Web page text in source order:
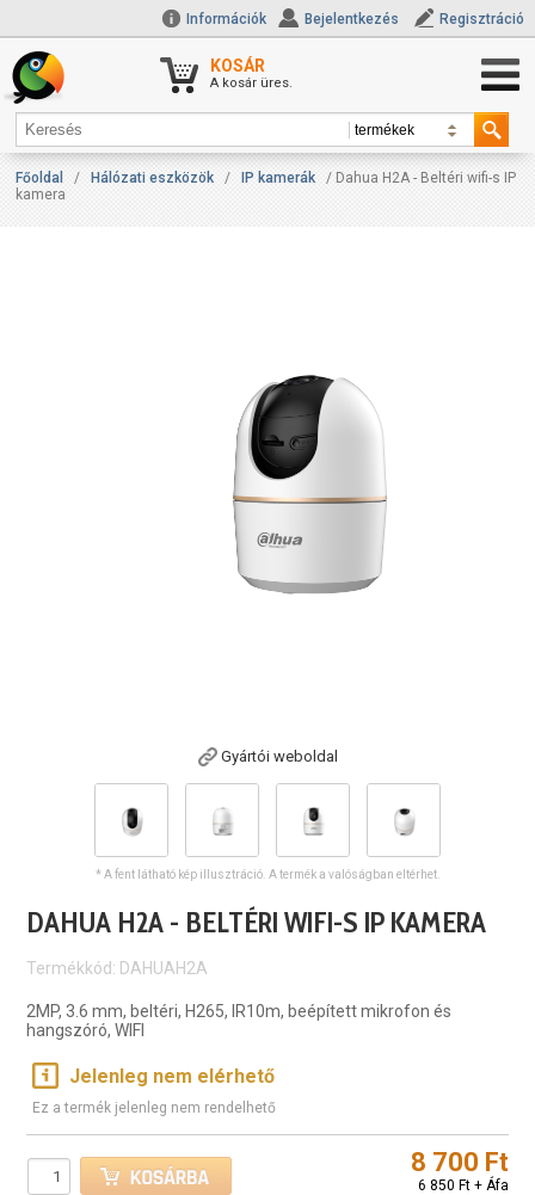
Információk Bejelentkezés Regisztráció
KOSÁR
A kosár üres.
Főoldal / Hálózati eszközök / IP kamerák
/ Dahua H2A - Beltéri wifi-s IP
kamera
Gyártói weboldal
* A fent látható kép illusztráció. A termék a valóságban eltérhet.
DAHUA H2A - BELTÉRI WIFI-S IP KAMERA
Termékkód: DAHUAH2A
2MP, 3.6 mm, beltéri, H265, IR10m, beépített mikrofon és
hangszóró, WIFI
Jelenleg nem elérhető
Ez a termék jelenleg nem rendelhető
8 700 Ft
6 850 Ft + Áfa